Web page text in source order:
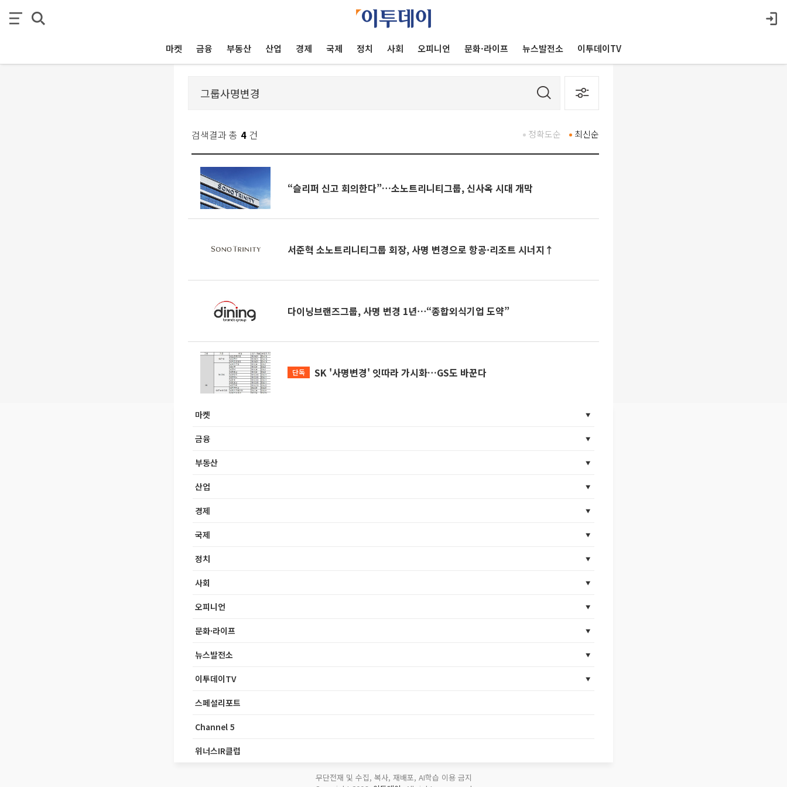
마켓 금융 부동산 산업 경제 국제 정치 사회 오피니언 문화·라이프 뉴스발전소 이투데이TV
검색결과 총 4 건 최신순
정확도순
“슬리퍼 신고 회의한다”…소노트리니티그룹, 신사옥 시대 개막
서준혁 소노트리니티그룹 회장, 사명 변경으로 항공·리조트 시너지↑
다이닝브랜즈그룹, 사명 변경 1년⋯“종합외식기업 도약”
단독 SK '사명변경' 잇따라 가시화…GS도 바꾼다
마켓
금융
부동산
산업
경제
국제
정치
사회
오피니언
문화·라이프
뉴스발전소
이투데이TV
스페셜리포트
Channel 5
위너스IR클럽
무단전재 및 수집, 복사, 재배포, AI학습 이용 금지